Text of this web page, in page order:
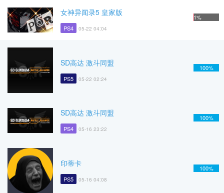
女神异闻录5 皇家版
PS4 05-22 04:04
1%
SD高达 激斗同盟
PS5 05-22 02:24
100%
SD高达 激斗同盟
PS4 05-16 23:22
100%
印蒂卡
PS5 05-16 04:08
100%